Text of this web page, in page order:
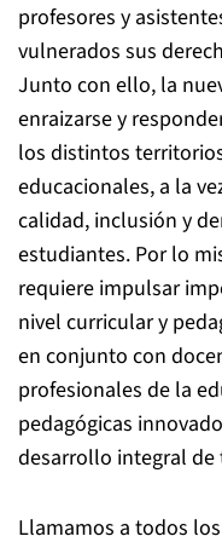
profesores y
vulnerados sus
Junto con ello, la
enraizarse y
los distintos
educacionales, a la
calidad, inclusión y
estudiantes. Por lo
requiere impulsar
nivel curricular y
en conjunto con
profesionales de la
pedagógicas
desarrollo integral
Llamamos a todos